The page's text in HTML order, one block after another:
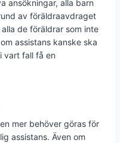
ansökningar, alla barn
av föräldraavdraget
de föräldrar som inte
assistans kanske ska
vart fall få en
mer behöver göras för
assistans. Även om